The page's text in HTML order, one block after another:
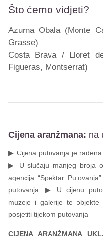
Što ćemo vidjeti?
Azurna Obala (Monte
Grasse)
Costa Brava / Lloret
Figueras, Montserrat)
Cijena aranžmana: na
▶ Cijena putovanja je
▶ U slučaju manjeg broja
agencija “Spektar
putovanja. ▶ U cijenu
muzeje i galerije te
posjetiti tijekom putovanja
CIJENA ARANŽMANA